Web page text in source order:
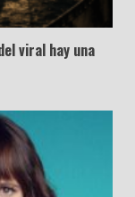
viral hay una